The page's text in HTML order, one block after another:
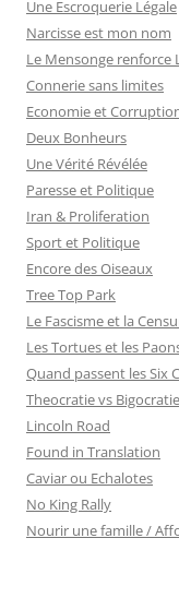
Une Escroquerie Légale
Narcisse est mon nom
Le Mensonge renforce
Connerie sans limites
Economie et
Deux Bonheurs
Une Vérité Révélée
Paresse et Politique
Iran & Proliferation
Sport et Politique
Encore des Oiseaux
Tree Top Park
Le Fascisme et la
Les Tortues et les
Quand passent les Six
Theocratie vs Bigocratie
Lincoln Road
Found in Translation
Caviar ou Echalotes
No King Rally
Nourir une famille /